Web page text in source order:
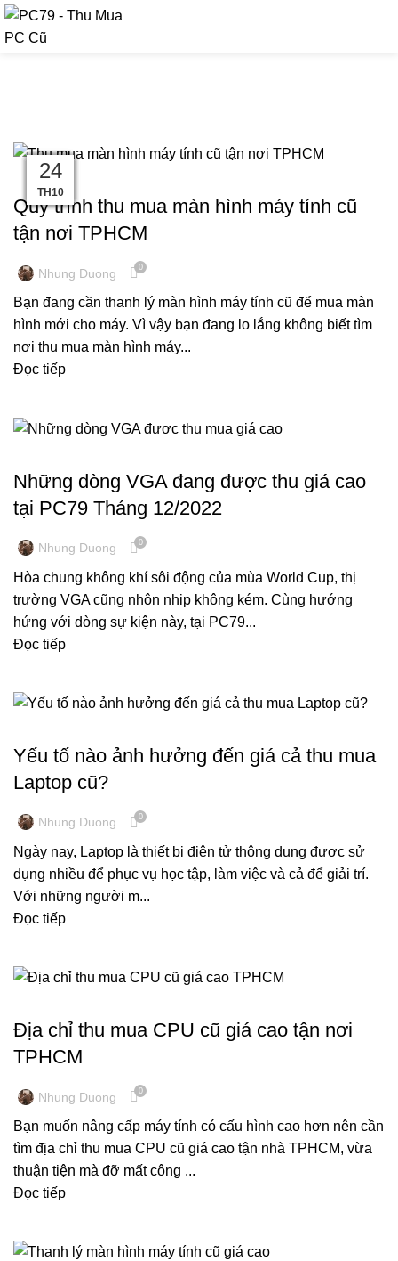
09
TH12
THU MUA MÀN HÌNH MÁY TÍNH CŨ
Quy trình thu mua màn hình máy tính cũ
tận nơi TPHCM
Nhung Duong 0
Bạn đang cần thanh lý màn hình máy tính cũ để mua màn
hình mới cho máy. Vì vậy bạn đang lo lắng không biết tìm
nơi thu mua màn hình máy...
Đọc tiếp
02
TH12
Những dòng VGA đang được thu giá cao
tại PC79 Tháng 12/2022
Nhung Duong 0
Hòa chung không khí sôi động của mùa World Cup, thị
trường VGA cũng nhộn nhịp không kém. Cùng hướng
hứng với dòng sự kiện này, tại PC79...
Đọc tiếp
26
TH11
Yếu tố nào ảnh hưởng đến giá cả thu mua
Laptop cũ?
Nhung Duong 0
Ngày nay, Laptop là thiết bị điện tử thông dụng được sử
dụng nhiều để phục vụ học tập, làm việc và cả để giải trí.
Với những người m...
Đọc tiếp
21
TH11
Địa chỉ thu mua CPU cũ giá cao tận nơi
TPHCM
Nhung Duong 0
Bạn muốn nâng cấp máy tính có cấu hình cao hơn nên cần
tìm địa chỉ thu mua CPU cũ giá cao tận nhà TPHCM, vừa
thuận tiện mà đỡ mất công ...
Đọc tiếp
15
TH11
11
TH11
08
TH11
02
TH11
28
TH10
24
TH10